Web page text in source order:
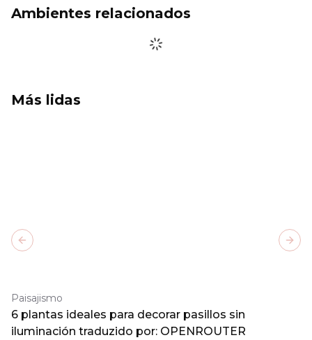
Ambientes relacionados
Más lidas
Paisajismo
6 plantas ideales para decorar pasillos sin
iluminación traduzido por: OPENROUTER
Previous slide